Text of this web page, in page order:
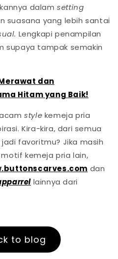
dalamsetting
suasana yang lebih santai
Lengkapi penampilan
supaya tampak semakin
dan
Hitam yang Baik!
style kemeja pria
Kira-kira, dari semua
favoritmu? Jika masih
kemeja pria lain,
dan
lainnya dari
to blog